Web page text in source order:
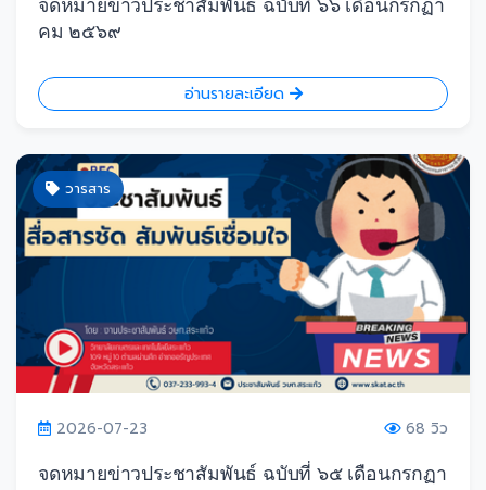
จดหมายข่าวประชาสัมพันธ์ ฉบับที่ ๖๖ เดือนกรกฏา
คม ๒๕๖๙
อ่านรายละเอียด
วารสาร
2026-07-23
68 วิว
จดหมายข่าวประชาสัมพันธ์ ฉบับที่ ๖๕ เดือนกรกฏา